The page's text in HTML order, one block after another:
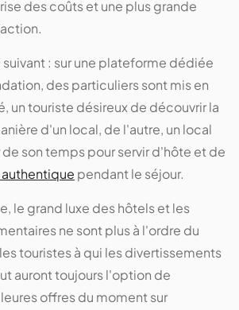
des coûts et une plus grande
: sur une plateforme dédiée
des particuliers sont mis en
un touriste désireux de découvrir la
d'un local, de l'autre, un local
son temps pour servir d'hôte et de
pendant le séjour.
le grand luxe des hôtels et les
ne sont plus à l'ordre du
touristes à qui les divertissements
auront toujours l'option de
offres du moment sur